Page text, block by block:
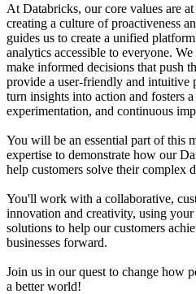
At Databricks, our core values are
creating a culture of proactiveness
guides us to create a unified
analytics accessible to everyone.
make informed decisions that push
provide a user-friendly and intuitive
turn insights into action and fosters
experimentation, and continuous
You will be an essential part of this
expertise to demonstrate how our
help customers solve their complex
You'll work with a collaborative,
innovation and creativity, using your
solutions to help our customers
businesses forward.
Join us in our quest to change how
a better world!